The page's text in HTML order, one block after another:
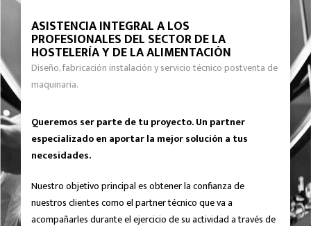
ASISTENCIA INTEGRAL A LOS
PROFESIONALES DEL SECTOR DE LA
HOSTELERÍA Y DE LA ALIMENTACIÓN
Diseño, fabricación instalación y servicio técnico postventa de
maquinaria.
Queremos ser parte de tu proyecto. Un partner
especializado en aportar la mejor solución a tus
necesidades.
Nuestro objetivo principal es obtener la confianza de
nuestros clientes como el partner técnico que va a
acompañarles durante el ejercicio de su actividad a través de